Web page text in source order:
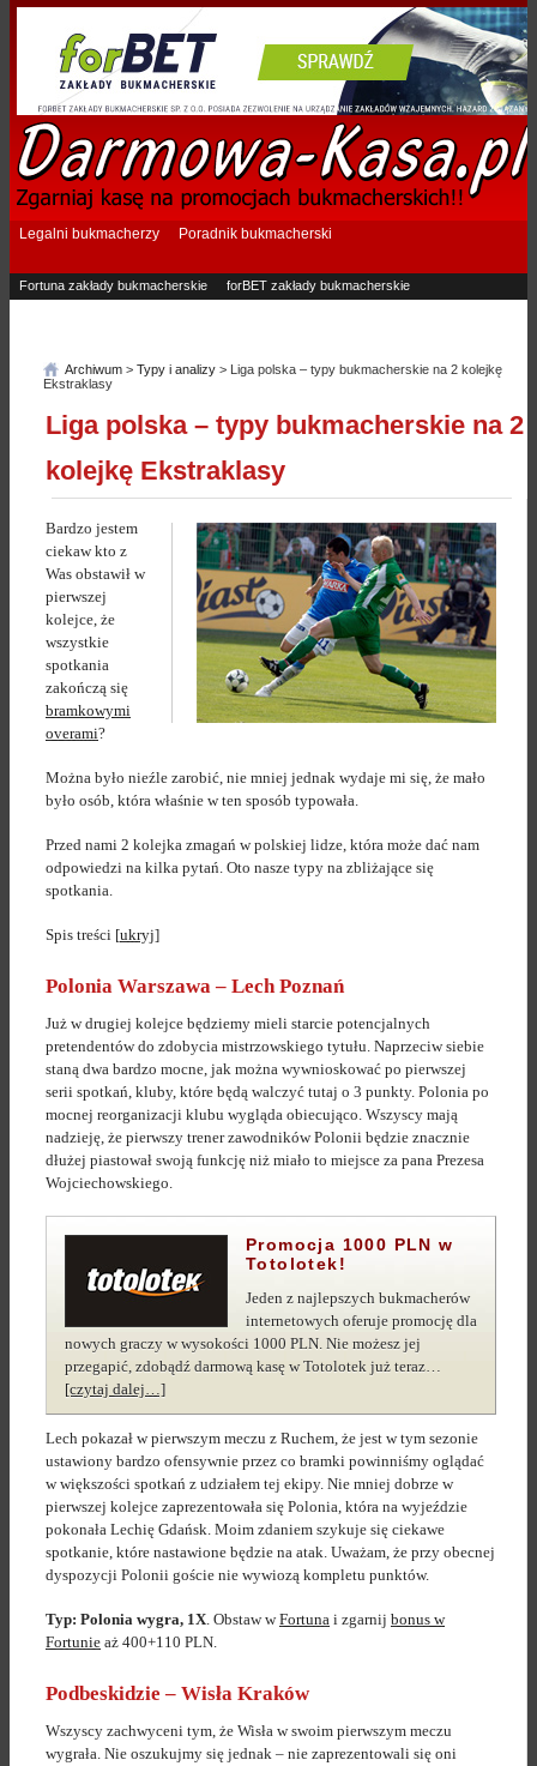
Legalni bukmacherzy Poradnik bukmacherski
Fortuna zakłady bukmacherskie
forBET zakłady bukmacherskie
Archiwum > Typy i analizy > Liga polska – typy bukmacherskie na 2 kolejkę
Ekstraklasy
Liga polska – typy bukmacherskie na 2
kolejkę Ekstraklasy
Bardzo jestem
ciekaw kto z
Was obstawił w
pierwszej
kolejce, że
wszystkie
spotkania
zakończą się
bramkowymi
overami?
Można było nieźle zarobić, nie mniej jednak wydaje mi się, że mało
było osób, która właśnie w ten sposób typowała.
Przed nami 2 kolejka zmagań w polskiej lidze, która może dać nam
odpowiedzi na kilka pytań. Oto nasze typy na zbliżające się
spotkania.
Spis treści [ukryj]
Polonia Warszawa – Lech Poznań
Już w drugiej kolejce będziemy mieli starcie potencjalnych
pretendentów do zdobycia mistrzowskiego tytułu. Naprzeciw siebie
staną dwa bardzo mocne, jak można wywnioskować po pierwszej
serii spotkań, kluby, które będą walczyć tutaj o 3 punkty. Polonia po
mocnej reorganizacji klubu wygląda obiecująco. Wszyscy mają
nadzieję, że pierwszy trener zawodników Polonii będzie znacznie
dłużej piastował swoją funkcję niż miało to miejsce za pana Prezesa
Wojciechowskiego.
Promocja 1000 PLN w
Totolotek!
Jeden z najlepszych bukmacherów
internetowych oferuje promocję dla
nowych graczy w wysokości 1000 PLN. Nie możesz jej
przegapić, zdobądź darmową kasę w Totolotek już teraz…
[czytaj dalej…]
Lech pokazał w pierwszym meczu z Ruchem, że jest w tym sezonie
ustawiony bardzo ofensywnie przez co bramki powinniśmy oglądać
w większości spotkań z udziałem tej ekipy. Nie mniej dobrze w
pierwszej kolejce zaprezentowała się Polonia, która na wyjeździe
pokonała Lechię Gdańsk. Moim zdaniem szykuje się ciekawe
spotkanie, które nastawione będzie na atak. Uważam, że przy obecnej
dyspozycji Polonii goście nie wywiozą kompletu punktów.
Typ: Polonia wygra, 1X. Obstaw wFortuna i zgarnij bonus w
Fortunie aż 400+110 PLN.
Podbeskidzie – Wisła Kraków
Wszyscy zachwyceni tym, że Wisła w swoim pierwszym meczu
wygrała. Nie oszukujmy się jednak – nie zaprezentowali się oni